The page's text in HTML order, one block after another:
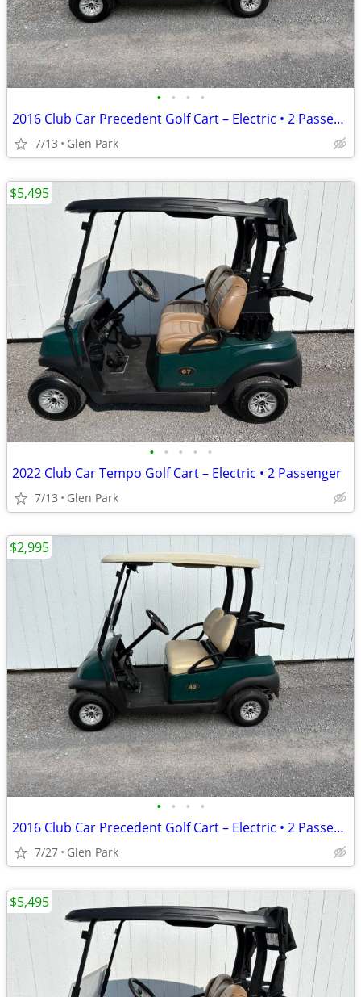
• • • •
2016 Club Car Precedent Golf Cart – Electric • 2 Passenger
7/13 Glen Park
• • • • •
2022 Club Car Tempo Golf Cart – Electric • 2 Passenger
7/13 Glen Park
$5,495
• • • •
2016 Club Car Precedent Golf Cart – Electric • 2 Passenger
7/27 Glen Park
$2,995
$5,495